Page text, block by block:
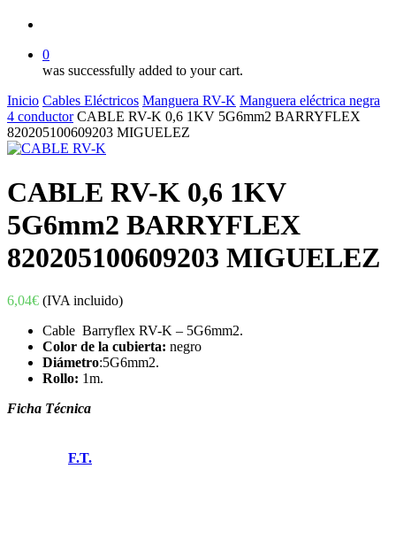
0
was successfully added to your cart.
Inicio Cables Eléctricos Manguera RV-K Manguera eléctrica negra
4 conductor CABLE RV-K 0,6 1KV 5G6mm2 BARRYFLEX
820205100609203 MIGUELEZ
CABLE RV-K 0,6 1KV
5G6mm2 BARRYFLEX
820205100609203 MIGUELEZ
6,04€ (IVA incluido)
Cable Barryflex RV-K – 5G6mm2.
Color de la cubierta: negro
Diámetro:5G6mm2.
Rollo: 1m.
Ficha Técnica
F.T.